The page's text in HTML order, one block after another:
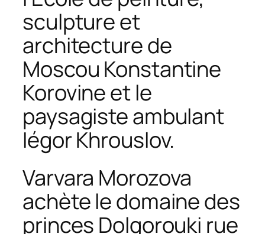
sculpture et
architecture de
Moscou Konstantine
Korovine et le
paysagiste ambulant
Iégor Khrouslov.
Varvara Morozova
achète le domaine des
princes Dolgorouki rue